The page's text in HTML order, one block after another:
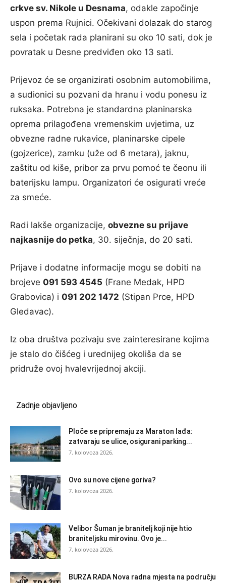
crkve sv. Nikole u Desnama, odakle započinje
uspon prema Rujnici. Očekivani dolazak do starog
sela i početak rada planirani su oko 10 sati, dok je
povratak u Desne predviđen oko 13 sati.
Prijevoz će se organizirati osobnim automobilima,
a sudionici su pozvani da hranu i vodu ponesu iz
ruksaka. Potrebna je standardna planinarska
oprema prilagođena vremenskim uvjetima, uz
obvezne radne rukavice, planinarske cipele
(gojzerice), zamku (uže od 6 metara), jaknu,
zaštitu od kiše, pribor za prvu pomoć te čeonu ili
baterijsku lampu. Organizatori će osigurati vreće
za smeće.
Radi lakše organizacije, obvezne su prijave
najkasnije do petka, 30. siječnja, do 20 sati.
Prijave i dodatne informacije mogu se dobiti na
brojeve 091 593 4545 (Frane Medak, HPD
Grabovica) i 091 202 1472 (Stipan Prce, HPD
Gledavac).
Iz oba društva pozivaju sve zainteresirane kojima
je stalo do čišćeg i urednijeg okoliša da se
pridruže ovoj hvalevrijednoj akciji.
Zadnje objavljeno
Ploče se pripremaju za Maraton lađa:
zatvaraju se ulice, osigurani parking...
7. kolovoza 2026.
Ovo su nove cijene goriva?
7. kolovoza 2026.
Velibor Šuman je branitelj koji nije htio
braniteljsku mirovinu. Ovo je...
7. kolovoza 2026.
BURZA RADA Nova radna mjesta na području